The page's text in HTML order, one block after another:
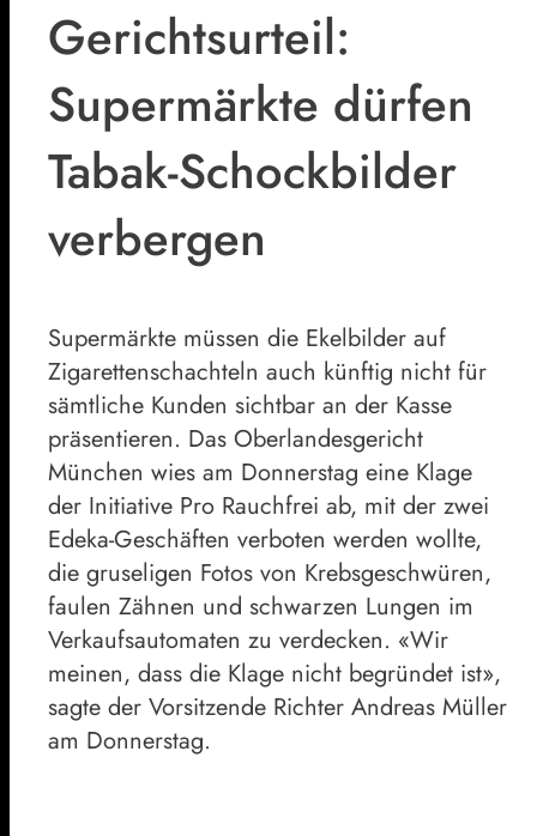
Gerichtsurteil:
Supermärkte dürfen
Tabak-Schockbilder
verbergen
Supermärkte müssen die Ekelbilder auf
Zigarettenschachteln auch künftig nicht für
sämtliche Kunden sichtbar an der Kasse
präsentieren. Das Oberlandesgericht
München wies am Donnerstag eine Klage
der Initiative Pro Rauchfrei ab, mit der zwei
Edeka-Geschäften verboten werden wollte,
die gruseligen Fotos von Krebsgeschwüren,
faulen Zähnen und schwarzen Lungen im
Verkaufsautomaten zu verdecken. «Wir
meinen, dass die Klage nicht begründet ist»,
sagte der Vorsitzende Richter Andreas Müller
am Donnerstag.